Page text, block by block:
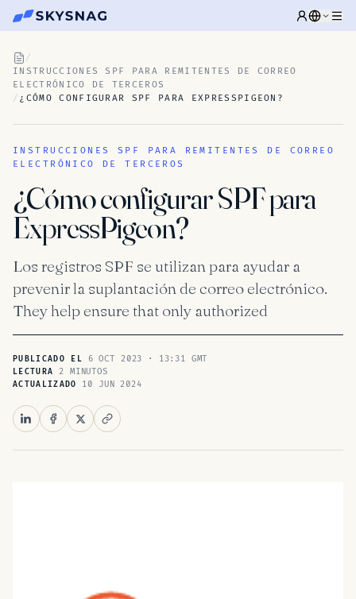
/
INSTRUCCIONES SPF PARA REMITENTES DE CORREO
ELECTRÓNICO DE TERCEROS
/ ¿CÓMO CONFIGURAR SPF PARA EXPRESSPIGEON?
INSTRUCCIONES SPF PARA REMITENTES DE CORREO
ELECTRÓNICO DE TERCEROS
¿Cómo configurar SPF para
ExpressPigeon?
Los registros SPF se utilizan para ayudar a
prevenir la suplantación de correo electrónico.
They help ensure that only authorized
PUBLICADO EL 6 OCT 2023 · 13:31 GMT
LECTURA 2 MINUTOS
ACTUALIZADO 10 JUN 2024